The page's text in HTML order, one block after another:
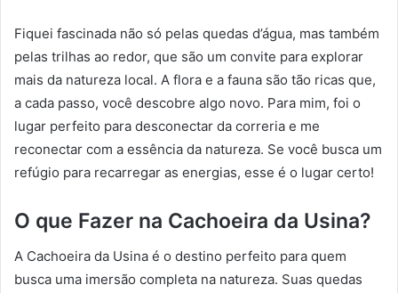
Fiquei fascinada não só pelas quedas d’água, mas também
pelas trilhas ao redor, que são um convite para explorar
mais da natureza local. A flora e a fauna são tão ricas que,
a cada passo, você descobre algo novo. Para mim, foi o
lugar perfeito para desconectar da correria e me
reconectar com a essência da natureza. Se você busca um
refúgio para recarregar as energias, esse é o lugar certo!
O que Fazer na Cachoeira da Usina?
A Cachoeira da Usina é o destino perfeito para quem
busca uma imersão completa na natureza. Suas quedas